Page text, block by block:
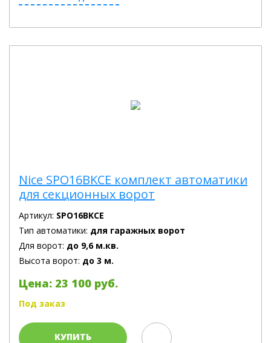
Nice SPO16BKCE комплект автоматики
для секционных ворот
Артикул: SPO16BKCE
Тип автоматики: для гаражных ворот
Для ворот: до 9,6 м.кв.
Высота ворот: до 3 м.
Цена: 23 100 руб.
Под заказ
КУПИТЬ